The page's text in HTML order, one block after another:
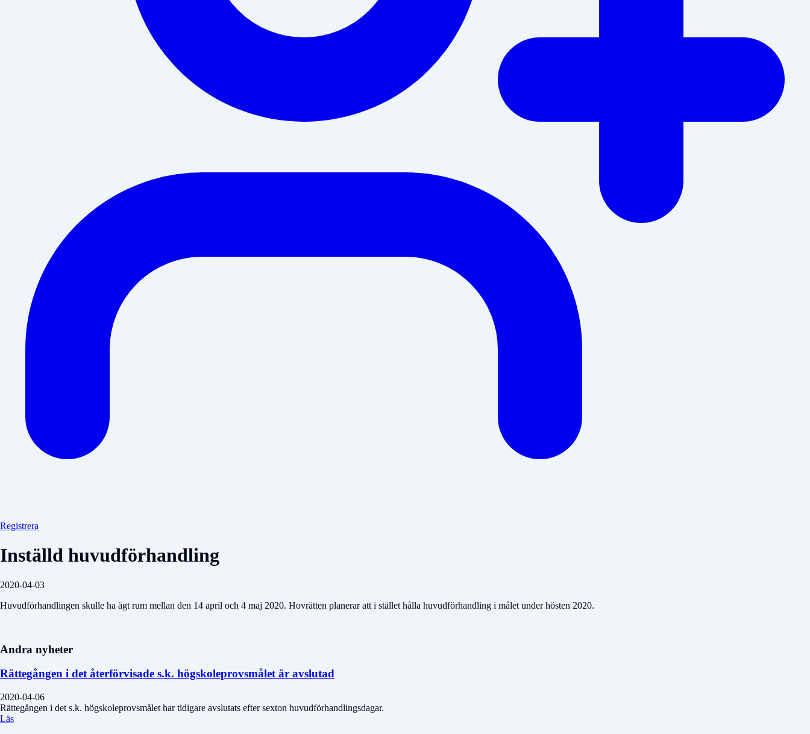
Registrera
Inställd huvudförhandling
2020-04-03
Huvudförhandlingen skulle ha ägt rum mellan den 14 april och 4 maj 2020. Hovrätten planerar att i stället hålla huvudförhandling i målet under hösten 2020.
Andra nyheter
Rättegången i det återförvisade s.k. högskoleprovsmålet är avslutad
2020-04-06
Rättegången i det s.k. högskoleprovsmålet har tidigare avslutats efter sexton huvudförhandlingsdagar.
Läs